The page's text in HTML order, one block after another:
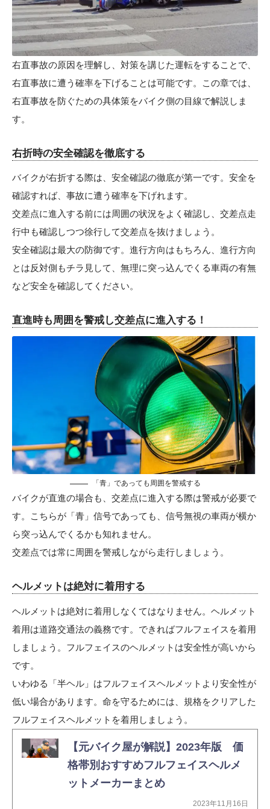
右直事故の原因を理解し、対策を講じた運転をすることで、
右直事故に遭う確率を下げることは可能です。この章では、
右直事故を防ぐための具体策をバイク側の目線で解説しま
す。
右折時の安全確認を徹底する
バイクが右折する際は、安全確認の徹底が第一です。安全を
確認すれば、事故に遭う確率を下げれます。
交差点に進入する前には周囲の状況をよく確認し、交差点走
行中も確認しつつ徐行して交差点を抜けましょう。
安全確認は最大の防御です。進行方向はもちろん、進行方向
とは反対側もチラ見して、無理に突っ込んでくる車両の有無
など安全を確認してください。
直進時も周囲を警戒し交差点に進入する！
「青」であっても周囲を警戒する
バイクが直進の場合も、交差点に進入する際は警戒が必要で
す。こちらが「青」信号であっても、信号無視の車両が横か
ら突っ込んでくるかも知れません。
交差点では常に周囲を警戒しながら走行しましょう。
ヘルメットは絶対に着用する
ヘルメットは絶対に着用しなくてはなりません。ヘルメット
着用は道路交通法の義務です。できればフルフェイスを着用
しましょう。フルフェイスのヘルメットは安全性が高いから
です。
いわゆる「半ヘル」はフルフェイスヘルメットより安全性が
低い場合があります。命を守るためには、規格をクリアした
フルフェイスヘルメットを着用しましょう。
【元バイク屋が解説】2023年版 価
格帯別おすすめフルフェイスヘルメ
ットメーカーまとめ
2023年11月16日